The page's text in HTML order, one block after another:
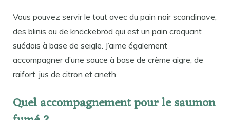
Vous pouvez servir le tout avec du pain noir scandinave,
des blinis ou de knäckebröd qui est un pain croquant
suédois à base de seigle. J’aime également
accompagner d’une sauce à base de crème aigre, de
raifort, jus de citron et aneth.
Quel accompagnement pour le saumon